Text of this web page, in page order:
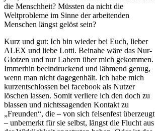
die Menschheit? Müssten da nicht die
Weltprobleme im Sinne der arbeitenden
Menschen längst gelöst sein?
Kurz und gut: Ich bin wieder bei Euch, lieber
ALEX und liebe Lotti. Beinahe wäre das Nur-
Glotzen und nur Labern über mich gekommen.
Immerhin beeindruckend und lähmend genug,
wenn man nicht dagegenhält. Ich habe mich
kurzentschlossen bei facebook als Nutzer
löschen lassen. Somit verliere ich den doch zu
blassen und nichtssagenden Kontakt zu
„Freunden“, die – von sich felsenfest überzeugt
– unbemerkt für sie selbst, längst die Flucht aus